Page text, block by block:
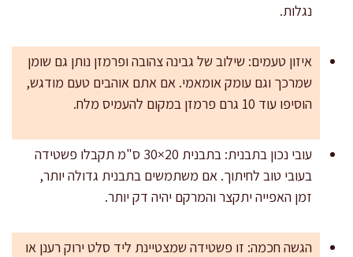
נגלות.
איזון טעמים: שילוב של גבינה צהובה ופרמזן נותן גם שומן
שמרכך וגם עומק אומאמי. אם אתם אוהבים טעם מודגש,
הוסיפו עוד 10 גרם פרמזן במקום להעמיס מלח.
עובי נכון בתבנית: בתבנית 20×30 ס"מ תקבלו פשטידה
בעובי טוב לחיתוך. אם משתמשים בתבנית גדולה יותר,
זמן האפייה יתקצר והמרקם יהיה דק יותר.
הגשה חכמה: זו פשטידה שמצטיינת ליד סלט ירוק רענן או